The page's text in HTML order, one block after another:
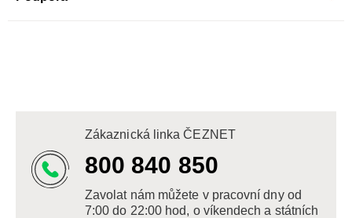
Zákaznická linka ČEZNET
800 840 850
Zavolat nám můžete v pracovní dny od
7:00 do 22:00 hod, o víkendech a státních